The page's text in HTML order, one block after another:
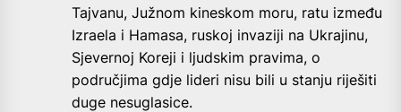
Tajvanu, Južnom kineskom moru, ratu između
Izraela i Hamasa, ruskoj invaziji na Ukrajinu,
Sjevernoj Koreji i ljudskim pravima, o
područjima gdje lideri nisu bili u stanju riješiti
duge nesuglasice.